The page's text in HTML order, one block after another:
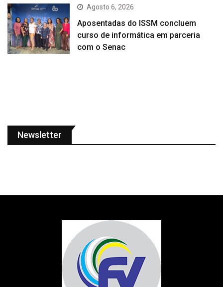
Agosto 6, 2026
Aposentadas do ISSM concluem
curso de informática em parceria
com o Senac
Newsletter